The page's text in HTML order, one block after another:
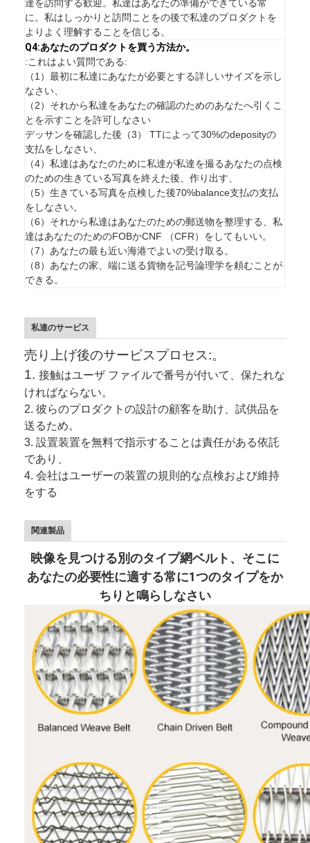
達を訪問する歓迎。私達はあなたの準備ができている常
に。私はしっかりと訪問ことをの後で私達のプロダクトを
よりよく理解することを信じる。
Q4:あなたのプロダクトを買う方法か。
:これはよい質問である:
（1）最初に私達にあなたが必要とする詳しいサイズを示し
なさい、
（2）それから私達をあなたの確認のためのあなたへ引くこ
とを示すことを許可しなさい
デッサンを確認した後（3） TTによって30%のdeposityの
支払をしなさい、
（4）私達はあなたのために私達が私達を撮るあなたの点検
のための生きている写真を終えた後、作り出す、
（5）生きている写真を点検した後70%balance支払の支払
をしなさい。
（6）それから私達はあなたのための郵送物を整理する、私
達はあなたのためのFOBかCNF （CFR）をしてもいい。
（7）あなたの最も近い海港でよいの受け取る。
（8）あなたの家、端に送る貨物を記号論理学を頼むことが
できる。
私達のサービス
売り上げ後のサービスプロセス:。
1.接触はユーザ ファイルで番号が付いて、保たれな
ければならない。
2.彼らのプロダクトの設計の顧客を助け、試供品を
送るため。
3.設置装置を無料で指示することは責任がある依託
であり、
4. 会社はユーザーの装置の規則的な点検および維持
をする
関連製品
映像を見つける別のタイプ網ベルト、そこに
あなたの必要性に適する常に1つのタイプをか
ちりと鳴らしなさい